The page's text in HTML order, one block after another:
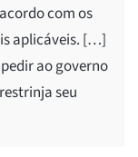
com os
aplicáveis. […]
ao governo
seu